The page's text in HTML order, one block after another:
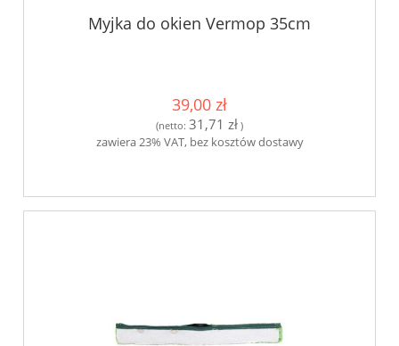
Myjka do okien Vermop 35cm
39,00 zł
(netto: 31,71 zł )
zawiera 23% VAT, bez kosztów dostawy